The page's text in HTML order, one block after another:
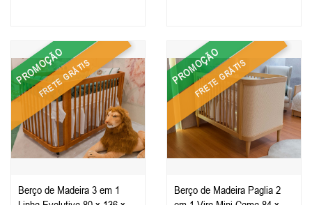
PROMOÇÃO
FRETE GRÁTIS
Berço de Madeira 3 em 1
PROMOÇÃO
FRETE GRÁTIS
Berço de Madeira Paglia 2